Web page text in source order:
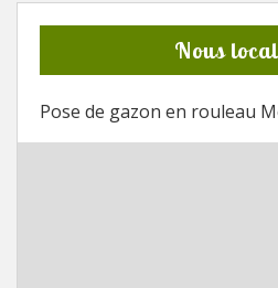
Nous
Pose de gazon en rouleau